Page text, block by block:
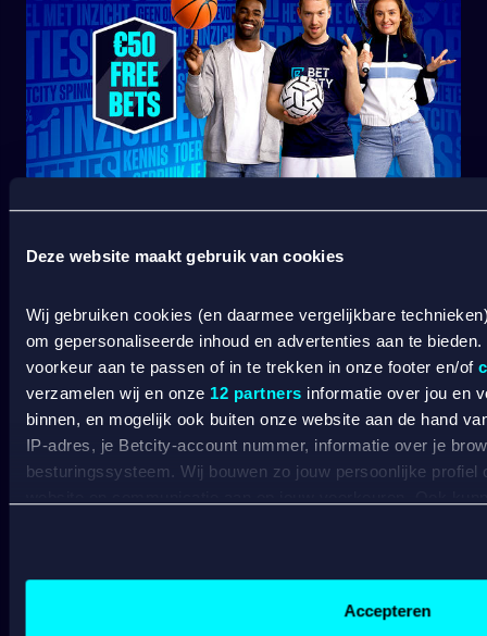
Deze website maakt gebruik van cookies
Wij gebruiken cookies (en daarmee vergelijkbare
om gepersonaliseerde inhoud en advertenties aan te
voorkeur aan te passen of in te trekken in onze footer en/of
verzamelen wij en onze 12 partners informatie over jou en
binnen, en mogelijk ook buiten onze website aan de hand
IP-adres, je Betcity-account nummer, informatie over je
besturingssysteem. Wij bouwen zo jouw persoonlijke profiel
Accepteren
SPORT WELKOMSTBONUS
VERANTWOORD
BETCITY
SPORTSBOOK
Wedden op sport
Wedden op voetbal
Wedden op PSV